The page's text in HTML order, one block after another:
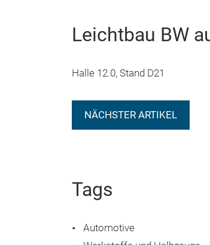
Leichtbau BW
Halle 12.0, Stand D21
NÄCHSTER ARTIKEL
Tags
Automotive